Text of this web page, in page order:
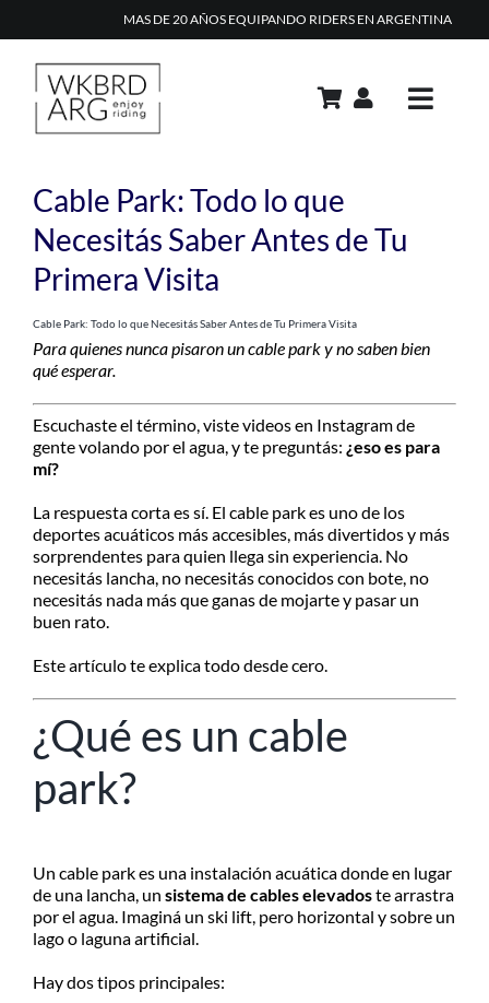
MAS DE 20 AÑOS EQUIPANDO RIDERS EN ARGENTINA
Toggle
ACADEMIA
REPAIR SHOP
CONTACTO
TIPS & TRICKS
CARRITO
SEARCH
FOR:
Cable Park: Todo lo que
Necesitás Saber Antes de Tu
Primera Visita
Cable Park: Todo lo que Necesitás Saber Antes de Tu Primera Visita
Para quienes nunca pisaron un cable park y no saben bien
qué esperar.
Escuchaste el término, viste videos en Instagram de
gente volando por el agua, y te preguntás: ¿eso es para
mí?
La respuesta corta es sí. El cable park es uno de los
deportes acuáticos más accesibles, más divertidos y más
sorprendentes para quien llega sin experiencia. No
necesitás lancha, no necesitás conocidos con bote, no
necesitás nada más que ganas de mojarte y pasar un
buen rato.
Este artículo te explica todo desde cero.
¿Qué es un cable
park?
Un cable park es una instalación acuática donde en lugar
de una lancha, un sistema de cables elevadoste arrastra
por el agua. Imaginá un ski lift, pero horizontal y sobre un
lago o laguna artificial.
Hay dos tipos principales: